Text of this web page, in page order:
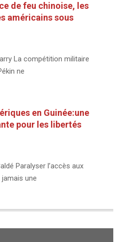
de feu chinoise, les
américains sous
La compétition militaire
ne
en Guinée:une
pour les libertés
Paralyser l’accès aux
jamais une